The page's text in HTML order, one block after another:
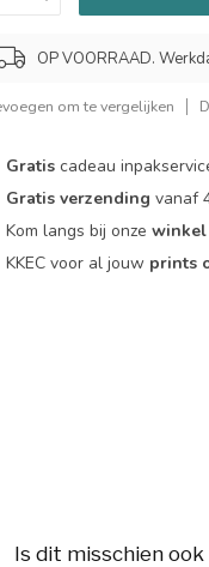
OP VOORRAAD.
om te vergelijken
Gratis cadeau
Gratis verzending vanaf
Kom langs bij onze
KKEC voor al jouw prints
Is dit misschien